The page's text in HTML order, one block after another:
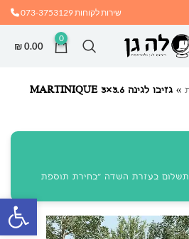
שירות לקוחות073-3753129
0
₪0.00
» גזיבו לגינה MARTINIQUE 3×3.6
תשלום בעזרת השדה "בחירת תוספת